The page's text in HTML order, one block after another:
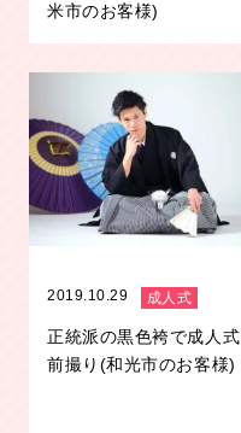
米市のお客様)
2019.10.29 成人式
正統派の黒色袴で成人式
前撮り(和光市のお客様)